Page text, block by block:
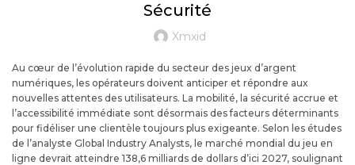
Sécurité
Xmxid
Au cœur de l’évolution rapide du secteur des jeux d’argent
numériques, les opérateurs doivent anticiper et répondre aux
nouvelles attentes des utilisateurs. La mobilité, la sécurité accrue et
l’accessibilité immédiate sont désormais des facteurs déterminants
pour fidéliser une clientèle toujours plus exigeante. Selon les études
de l’analyste Global Industry Analysts, le marché mondial du jeu en
ligne devrait atteindre 138,6 milliards de dollars d’ici 2027, soulignant